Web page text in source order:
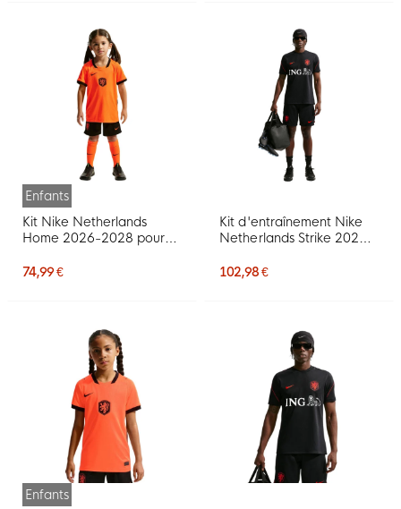
Enfants
Kit Nike Netherlands
Home 2026-2028 pour
74,99 €
Kit d'entraînement Nike
Netherlands Strike 2026-
102,98 €
Enfants